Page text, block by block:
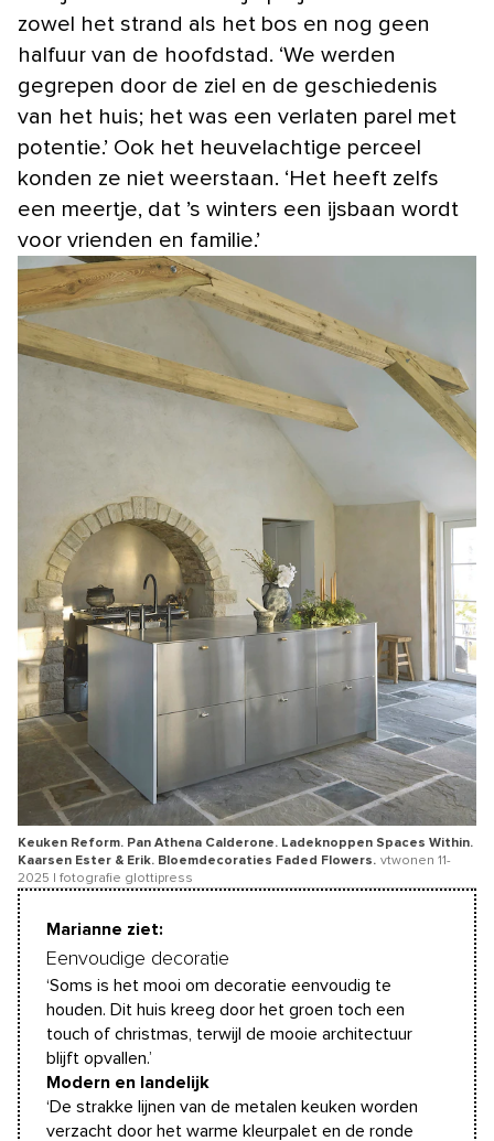
zowel het strand als het bos en nog geen
halfuur van de hoofdstad. ‘We werden
gegrepen door de ziel en de geschiedenis
van het huis; het was een verlaten parel met
potentie.’ Ook het heuvelachtige perceel
konden ze niet weerstaan. ‘Het heeft zelfs
een meertje, dat ’s winters een ijsbaan wordt
voor vrienden en familie.’
Keuken Reform. Pan Athena Calderone. Ladeknoppen Spaces Within.
Kaarsen Ester & Erik. Bloemdecoraties Faded Flowers. vtwonen 11-
2025 | fotografie glottipress
Marianne ziet:
Eenvoudige decoratie
‘Soms is het mooi om decoratie eenvoudig te
houden. Dit huis kreeg door het groen toch een
touch of christmas, terwijl de mooie architectuur
blijft opvallen.’
Modern en landelijk
‘De strakke lijnen van de metalen keuken worden
verzacht door het warme kleurpalet en de ronde